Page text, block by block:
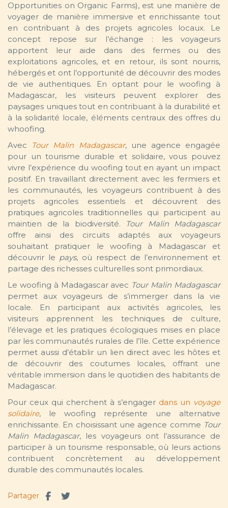
Opportunities on Organic Farms), est une manière de
voyager de manière immersive et enrichissante tout
en contribuant à des projets agricoles locaux. Le
concept repose sur l’échange : les voyageurs
apportent leur aide dans des fermes ou des
exploitations agricoles, et en retour, ils sont nourris,
hébergés et ont l’opportunité de découvrir des modes
de vie authentiques. En optant pour le woofing à
Madagascar, les visiteurs peuvent explorer des
paysages uniques tout en contribuant à la durabilité et
à la solidarité locale, éléments centraux des offres du
whoofing.
Avec Tour Malin Madagascar, une agence engagée
pour un tourisme durable et solidaire, vous pouvez
vivre l’expérience du woofing tout en ayant un impact
positif. En travaillant directement avec les fermiers et
les communautés, les voyageurs contribuent à des
projets agricoles essentiels et découvrent des
pratiques agricoles traditionnelles qui participent au
maintien de la biodiversité.
Tour Malin Madagascar
offre ainsi des circuits adaptés aux voyageurs
souhaitant pratiquer le woofing à Madagascar et
découvrir le pays, où respect de l’environnement et
partage des richesses culturelles sont primordiaux.
Le woofing à Madagascar avec Tour Malin Madagascar
permet aux voyageurs de s’immerger dans la vie
locale. En participant aux activités agricoles, les
visiteurs apprennent les techniques de culture,
l’élevage et les pratiques écologiques mises en place
par les communautés rurales de l’île. Cette expérience
permet aussi d’établir un lien direct avec les hôtes et
de découvrir des coutumes locales, offrant une
véritable immersion dans le quotidien des habitants de
Madagascar.
Pour ceux qui cherchent à s’engager dans un voyage
solidaire, le woofing représente une alternative
enrichissante. En choisissant une agence comme Tour
Malin Madagascar, les voyageurs ont l’assurance de
participer à un tourisme responsable, où leurs actions
contribuent concrètement au développement
durable des communautés locales.
Partager